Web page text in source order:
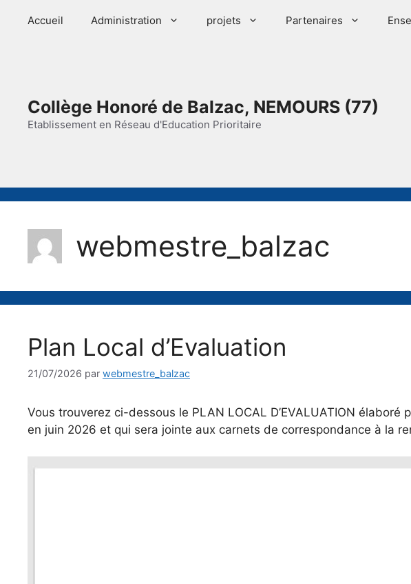
Accueil Administration projets Partenaires
Collège Honoré de Balzac, NEMOURS (77)
Etablissement en Réseau d'Education Prioritaire
webmestre_balzac
Plan Local d’Evaluation
21/07/2026 par webmestre_balzac
Vous trouverez ci-dessous le PLAN LOCAL D’EVALUATION élaboré
en juin 2026 et qui sera jointe aux carnets de correspondance à la